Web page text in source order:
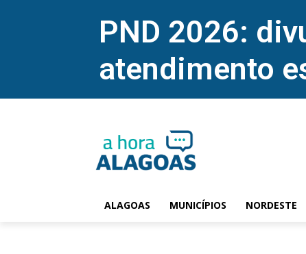
PND 2026:
atendimento
ALAGOAS MUNICÍPIOS NORDESTE